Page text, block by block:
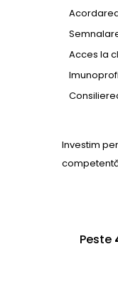
Acces la
Investim
Peste